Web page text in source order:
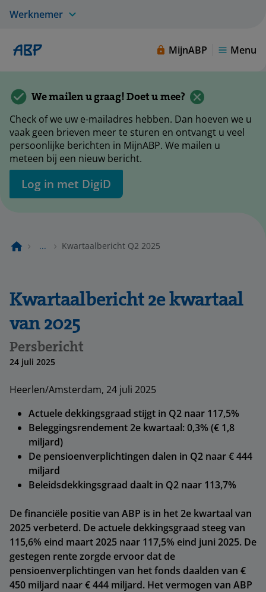
Werknemer
MijnABP Menu
We mailen u graag! Doet u mee?
Check of we uw e-mailadres hebben. Dan hoeven we u
vaak geen brieven meer te sturen en ontvangt u veel
persoonlijke berichten in MijnABP. We mailen u
meteen bij een nieuw bericht.
Log in met DigiD
... Kwartaalbericht Q2 2025
Kwartaalbericht 2e kwartaal
van 2025
Persbericht
24 juli 2025
Heerlen/Amsterdam, 24 juli 2025
Actuele dekkingsgraad stijgt in Q2 naar 117,5%
Beleggingsrendement 2e kwartaal: 0,3% (€ 1,8
miljard)
De pensioenverplichtingen dalen in Q2 naar € 444
miljard
Beleidsdekkingsgraad daalt in Q2 naar 113,7%
De financiële positie van ABP is in het 2e kwartaal van
2025 verbeterd. De actuele dekkingsgraad steeg van
115,6% eind maart 2025 naar 117,5% eind juni 2025. De
gestegen rente zorgde ervoor dat de
pensioenverplichtingen van het fonds daalden van €
450 miljard naar € 444 miljard. Het vermogen van ABP